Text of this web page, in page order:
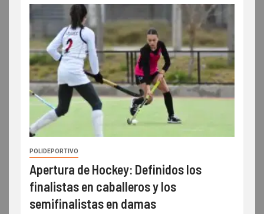
POLIDEPORTIVO
Apertura de Hockey: Definidos los
finalistas en caballeros y los
semifinalistas en damas